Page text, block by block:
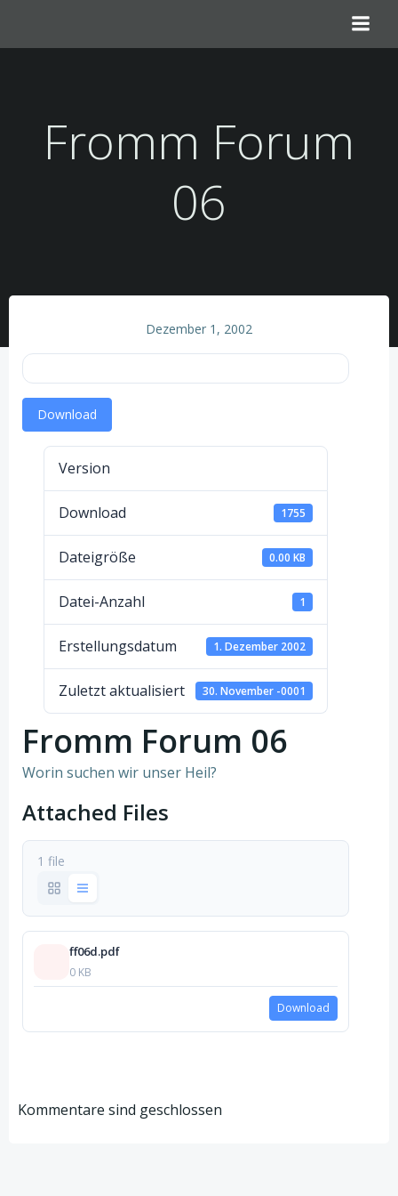
springen
Fromm Forum
06
Dezember 1, 2002
Download
Version
Download 1755
Dateigröße 0.00 KB
Datei-Anzahl 1
Erstellungsdatum 1. Dezember 2002
Zuletzt aktualisiert 30. November -0001
Fromm Forum 06
Worin suchen wir unser Heil?
Attached Files
1 file
ff06d.pdf
0 KB
Download
Kommentare sind geschlossen